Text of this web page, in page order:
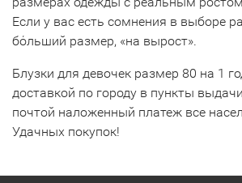
Если у вас есть сомнения в выборе
бόльший размер, «на вырост».
Блузки для девочек размер 80 на 1
доставкой по городу в пункты
почтой наложенный платеж все
Удачных покупок!